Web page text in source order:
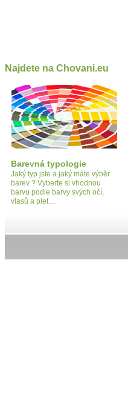
Najdete na Chovani.eu
Barevná typologie
Jaký typ jste a jaký máte výběr
barev ? Vyberte si vhodnou
barvu podle barvy svých očí,
vlasů a plet…